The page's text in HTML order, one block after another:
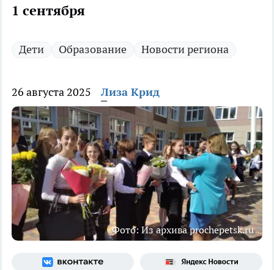
1 сентября
Дети Образование Новости региона
26 августа 2025 Лиза Крид
Фото: Из архива prochepetsk.ru